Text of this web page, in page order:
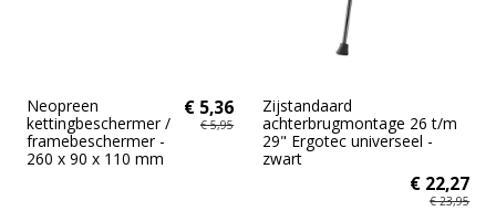
Neopreen
kettingbeschermer /
framebeschermer -
260 x 90 x 110 mm
€ 5,36
€ 5,95
Zijstandaard
achterbrugmontage 26 t/m
29" Ergotec universeel -
zwart
€ 22,27
€ 23,95